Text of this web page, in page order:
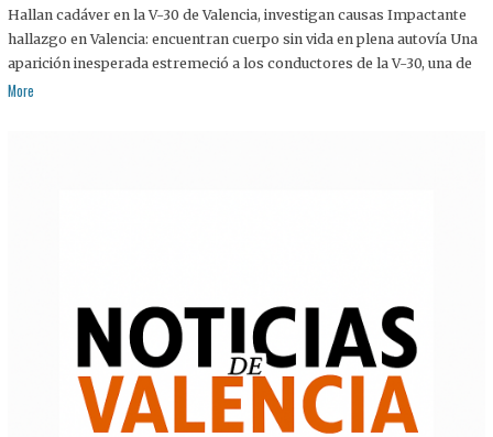
Hallan cadáver en la V-30 de Valencia, investigan causas Impactante
hallazgo en Valencia: encuentran cuerpo sin vida en plena autovía Una
aparición inesperada estremeció a los conductores de la V-30, una de
More